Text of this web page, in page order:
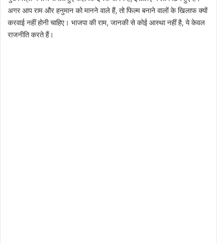
अगर आप राम और हनुमान को मानने वाले हैं, तो फिल्म बनाने वालों के खिलाफ क्यों
करवाई नहीं होनी चाहिए। भाजपा की राम, जानकी से कोई आस्था नहीं है, ये केवल
राजनीति करते हैं।